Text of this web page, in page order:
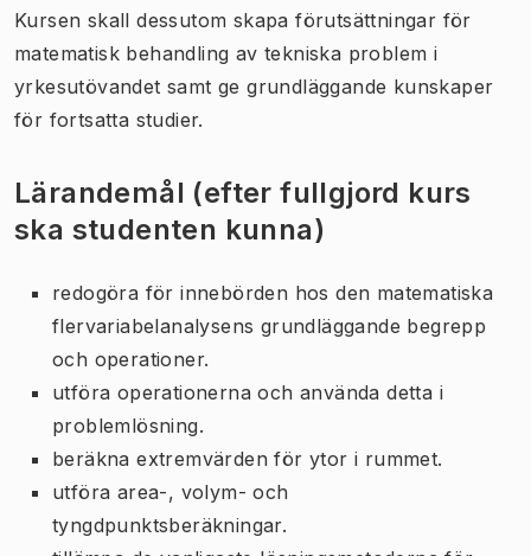
Kursen skall dessutom skapa förutsättningar för
matematisk behandling av tekniska problem i
yrkesutövandet samt ge grundläggande kunskaper
för fortsatta studier.
Lärandemål (efter fullgjord kurs
ska studenten kunna)
redogöra för innebörden hos den matematiska
flervariabelanalysens grundläggande begrepp
och operationer.
utföra operationerna och använda detta i
problemlösning.
beräkna extremvärden för ytor i rummet.
utföra area-, volym- och
tyngdpunktsberäkningar.